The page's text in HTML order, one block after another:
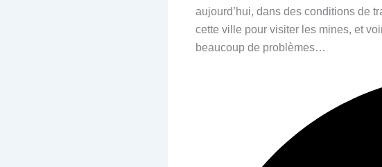
aujourd’hui, dans des conditions de
cette ville pour visiter les mines, et
beaucoup de problèmes…